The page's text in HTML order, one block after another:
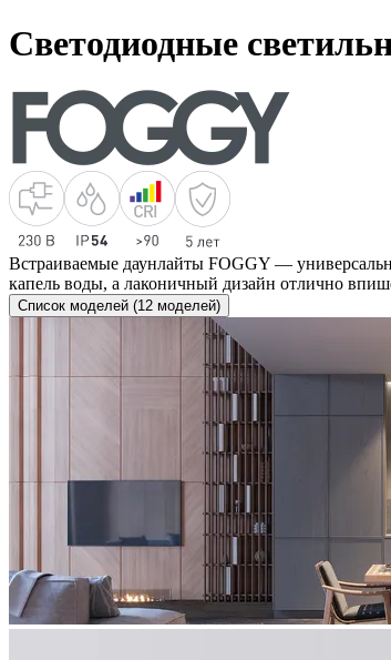
Светодиодные
Встраиваемые даунлайты FOGGY —
капель воды, а лаконичный дизайн отлично
Список моделей (12 моделей)